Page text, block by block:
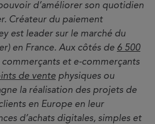
d’améliorer son quotidien
Créateur du paiement
est leader sur le marché du
en France. Aux côtés de 6 500
commerçants et e-commerçants
de vente physiques ou
la réalisation des projets de
en Europe en leur
d’achats digitales, simples et